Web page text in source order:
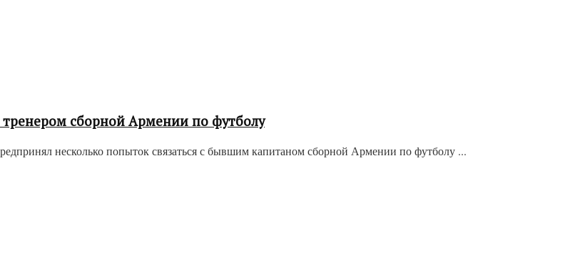
сборной Армении по футболу
несколько попыток связаться с бывшим капитаном сборной Армении по футболу ...